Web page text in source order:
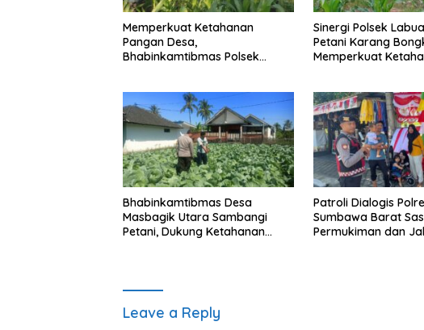
Memperkuat Ketahanan
Pangan Desa,
Bhabinkamtibmas Polsek
Sinergi Polsek
Petani Karang
Memperkuat
Bhabinkamtibmas Desa
Masbagik Utara Sambangi
Petani, Dukung Ketahanan
Patroli Dialogis
Sumbawa Barat
Permukiman dan
Leave a Reply